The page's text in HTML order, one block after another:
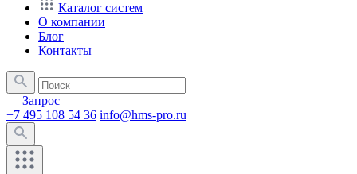
Каталог систем
О компании
Блог
Контакты
Запрос
+7 495 108 54 36 info@hms-pro.ru